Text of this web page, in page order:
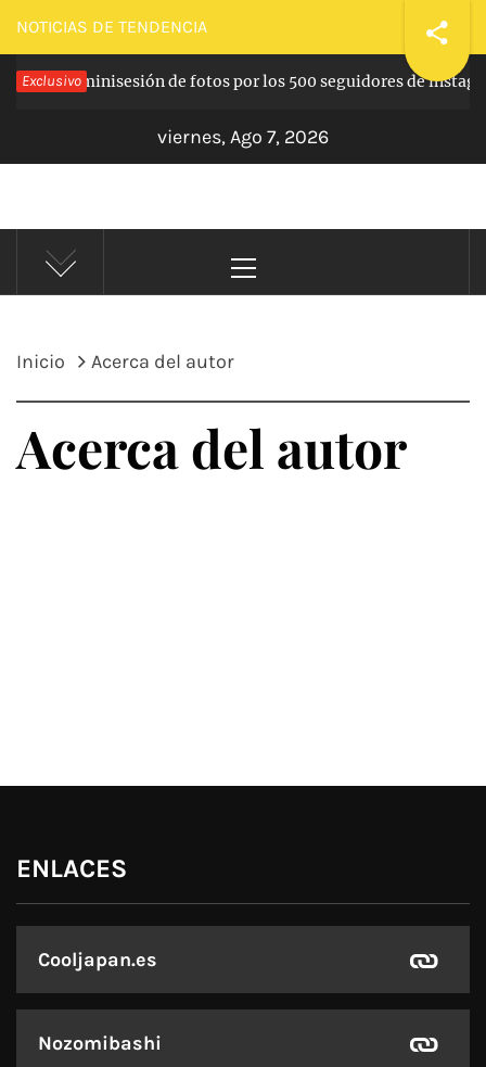
NOTICIAS DE TENDENCIA
Exclusivo
de una minisesión de fotos por los 500 seguidores de
viernes, Ago 7, 2026
JC GOUKETSU
Anime, Japón y fotografía
Inicio Acerca del autor
Acerca del autor
ENLACES
Cooljapan.es
Nozomibashi